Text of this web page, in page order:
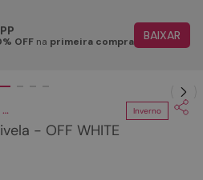
OFF na primeira compra BAIXAR
Papete Comfort Fio Fivela - OFF WHITE Inverno
- OFF WHITE